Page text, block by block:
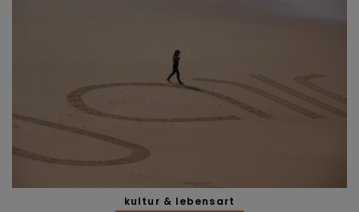
kultur & lebensart